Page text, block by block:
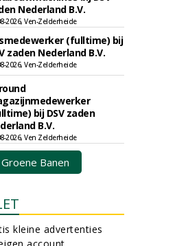
Nederland B.V.
2026, Ven-Zelderheide
(fulltime) bij
zaden Nederland B.V.
2026, Ven-Zelderheide
bij DSV zaden
B.V.
2026, Ven Zelderheide
Banen
kleine advertenties